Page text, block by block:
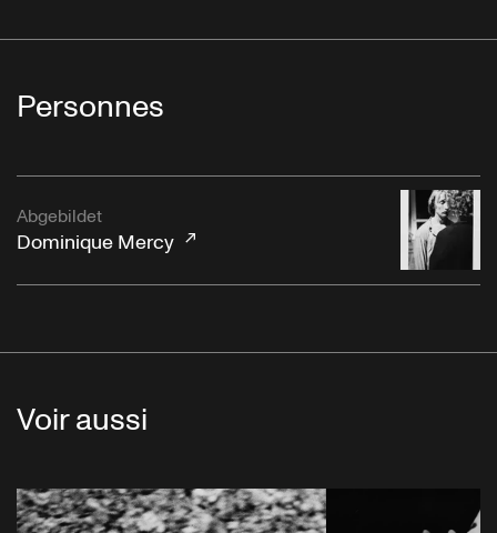
Personnes
Abgebildet
Dominique Mercy
Voir aussi